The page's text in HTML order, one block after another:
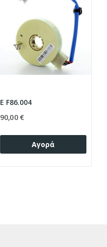
E F86.004
90,00 €
Αγορά